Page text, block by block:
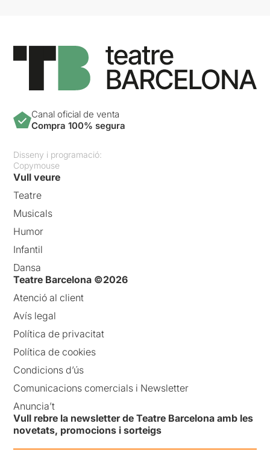
Canal oficial de venta
Compra 100% segura
Disseny i programació:
Copymouse
Vull veure
Teatre
Musicals
Humor
Infantil
Dansa
Teatre Barcelona ©2026
Atenció al client
Avís legal
Política de privacitat
Política de cookies
Condicions d’ús
Comunicacions comercials i Newsletter
Anuncia’t
Vull rebre la newsletter de Teatre Barcelona amb les
novetats, promocions i sorteigs